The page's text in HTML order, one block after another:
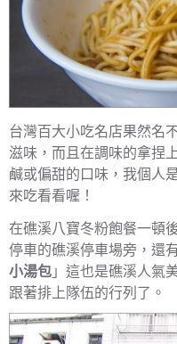
台灣百大小吃名店果然名
滋味，而且在調味的拿捏
鹹或偏甜的口味，我個人
來吃看看喔！
在礁溪八寶冬粉飽餐一頓
停車的礁溪停車場旁，還
小湯包 」這也是礁溪人氣
跟著排上隊伍的行列了。